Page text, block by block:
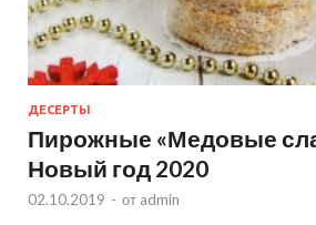
ДЕСЕРТЫ
Пирожные «Медовые
Новый год 2020
02.10.2019 - от admin